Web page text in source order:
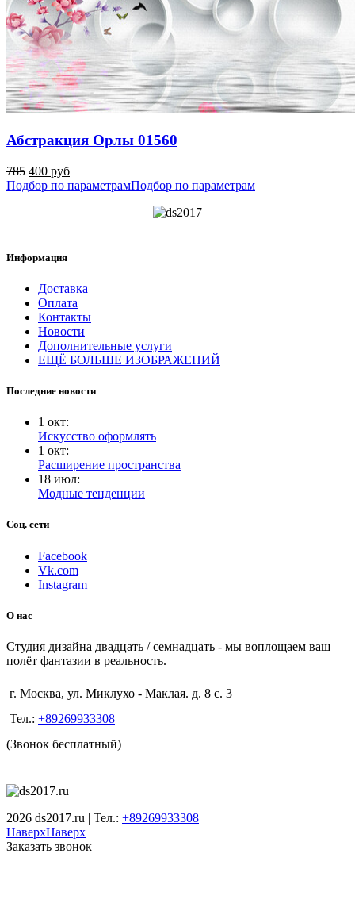
Абстракция Орлы 01560
785 400 руб
Подбор по параметрамПодбор по параметрам
Информация
Доставка
Оплата
Контакты
Новости
Дополнительные услуги
ЕЩЁ БОЛЬШЕ ИЗОБРАЖЕНИЙ
Последние новости
1 окт:
Искусство оформлять
1 окт:
Расширение пространства
18 июл:
Модные тенденции
Соц. сети
Facebook
Vk.com
Instagram
О нас
Студия дизайна двадцать / семнадцать - мы воплощаем ваш
полёт фантазии в реальность.
г. Москва, ул. Миклухо - Маклая. д. 8 с. 3
Тел.: +89269933308
(Звонок бесплатный)
2026 ds2017.ru | Тел.: +89269933308
НаверхНаверх
Заказать звонок